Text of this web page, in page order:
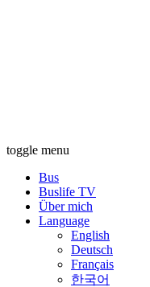
toggle menu
Bus
Buslife TV
Über mich
Language
English
Deutsch
Français
한국어